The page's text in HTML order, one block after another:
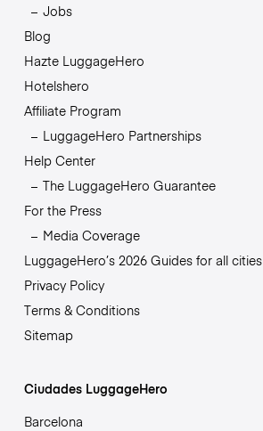
Jobs
Blog
Hazte LuggageHero
Hotelshero
Affiliate Program
LuggageHero Partnerships
Help Center
The LuggageHero Guarantee
For the Press
Media Coverage
LuggageHero’s 2026 Guides for all cities
Privacy Policy
Terms & Conditions
Sitemap
Ciudades LuggageHero
Barcelona